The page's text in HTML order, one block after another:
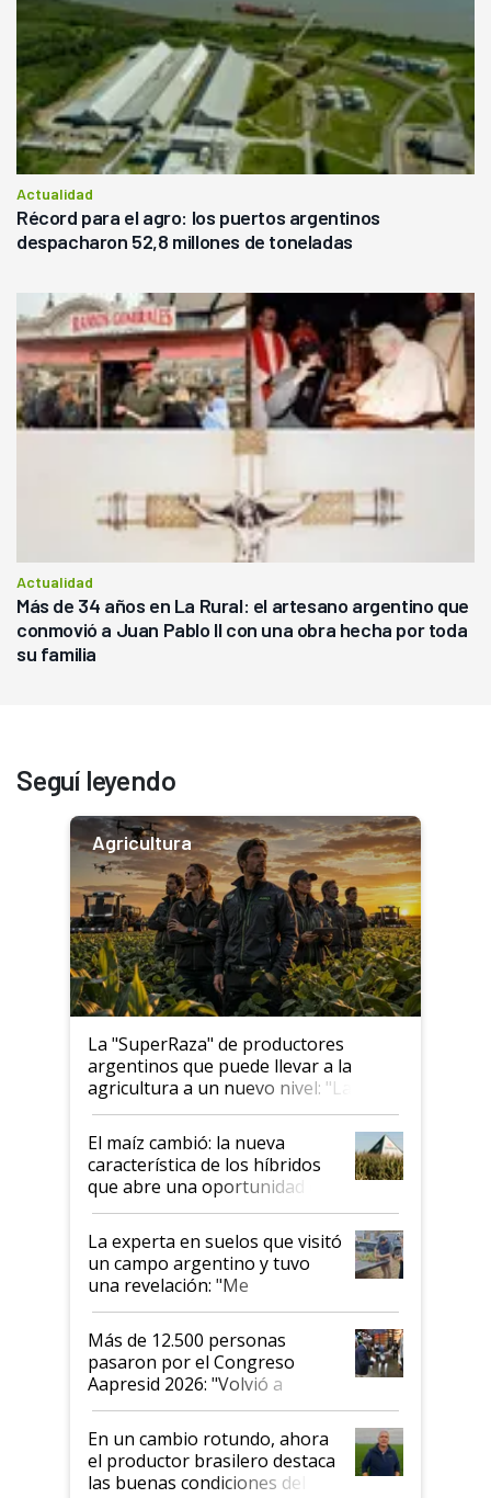
Actualidad
Récord para el agro: los puertos argentinos
despacharon 52,8 millones de toneladas
Actualidad
Más de 34 años en La Rural: el artesano argentino que
conmovió a Juan Pablo II con una obra hecha por toda
su familia
Seguí leyendo
Agricultura
La "SuperRaza" de productores
argentinos que puede llevar a la
agricultura a un nuevo nivel: "Las
posibilidades de crecimiento son
infinitas"
El maíz cambió: la nueva
característica de los híbridos
que abre una oportunidad en
el lote
La experta en suelos que visitó
un campo argentino y tuvo
una revelación: "Me
impresionó mucho"
Más de 12.500 personas
pasaron por el Congreso
Aapresid 2026: "Volvió a
demostrar que hablar del
suelo es hablar de todo el
sistema productivo"
En un cambio rotundo, ahora
el productor brasilero destaca
las buenas condiciones del